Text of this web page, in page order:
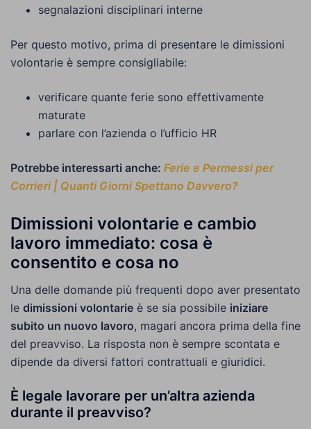
segnalazioni disciplinari interne
Per questo motivo, prima di presentare le dimissioni
volontarie è sempre consigliabile:
verificare quante ferie sono effettivamente
maturate
parlare con l’azienda o l’ufficio HR
Potrebbe interessarti anche: Ferie e Permessi per
Corrieri | Quanti Giorni Spettano Davvero?
Dimissioni volontarie e cambio
lavoro immediato: cosa è
consentito e cosa no
Una delle domande più frequenti dopo aver presentato
le dimissioni volontarie è se sia possibile iniziare
subito un nuovo lavoro, magari ancora prima della fine
del preavviso. La risposta non è sempre scontata e
dipende da diversi fattori contrattuali e giuridici.
È legale lavorare per un’altra azienda
durante il preavviso?